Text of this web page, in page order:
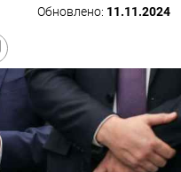
Обновлено: 11.11.2024